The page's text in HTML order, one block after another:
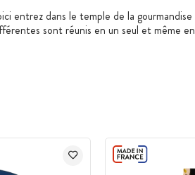
entrez dans le temple de la
sont réunis en un seul et même